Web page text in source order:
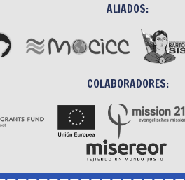
ALIADOS:
COLABORADORES: